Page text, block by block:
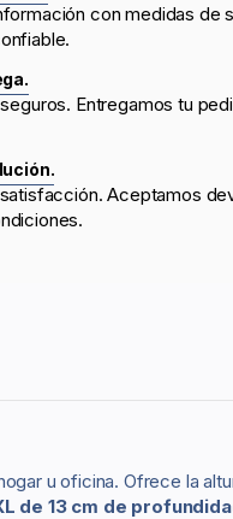
con medidas de
Entregamos tu
Aceptamos
u oficina. Ofrece la
de 13 cm de